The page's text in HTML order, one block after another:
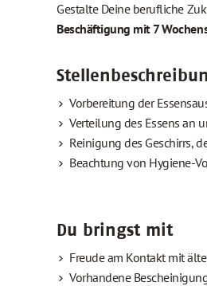
Gestalte Deine berufliche
Beschäftigung mit 7
Vorbereitung der
Verteilung des Essens an
Reinigung des Geschirrs,
Beachtung von Hygiene-
Du bringst mit
Freude am Kontakt mit
Vorhandene